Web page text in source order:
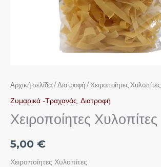
Αρχική σελίδα / Διατροφή / Χειροποίητες Χυλοπίτες
Ζυμαρικά -Τραχανάς Διατροφή
Χειροποίητες Χυλοπίτες
5,00 €
Χειροποίητες Χυλοπίτες